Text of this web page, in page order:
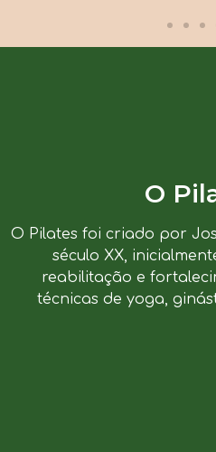
O
O Pilates foi criado por
século XX,
reabilitação e
técnicas de yoga,